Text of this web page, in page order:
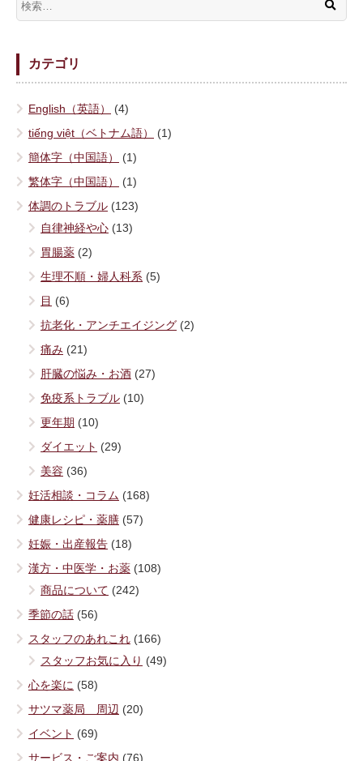
カテゴリ
English（英語）
(4)
tiếng việt（ベトナム語）
(1)
簡体字（中国語）
(1)
繁体字（中国語）
(1)
体調のトラブル (123)
自律神経や心 (13)
胃腸薬 (2)
生理不順・婦人科系 (5)
目 (6)
抗老化・アンチエイジング (2)
痛み (21)
肝臓の悩み・お酒 (27)
免疫系トラブル (10)
更年期 (10)
ダイエット (29)
美容 (36)
妊活相談・コラム (168)
健康レシピ・薬膳 (57)
妊娠・出産報告 (18)
漢方・中医学・お薬 (108)
商品について (242)
季節の話 (56)
スタッフのあれこれ (166)
スタッフお気に入り (49)
心を楽に (58)
サツマ薬局 周辺 (20)
イベント (69)
サービス・ご案内 (76)